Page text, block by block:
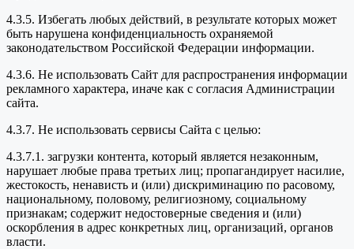
4.3.5. Избегать любых действий, в результате которых может
быть нарушена конфиденциальность охраняемой
законодательством Российской Федерации информации.
4.3.6. Не использовать Сайт для распространения информации
рекламного характера, иначе как с согласия Администрации
сайта.
4.3.7. Не использовать сервисы Сайта с целью:
4.3.7.1. загрузки контента, который является незаконным,
нарушает любые права третьих лиц; пропагандирует насилие,
жестокость, ненависть и (или) дискриминацию по расовому,
национальному, половому, религиозному, социальному
признакам; содержит недостоверные сведения и (или)
оскорбления в адрес конкретных лиц, организаций, органов
власти.